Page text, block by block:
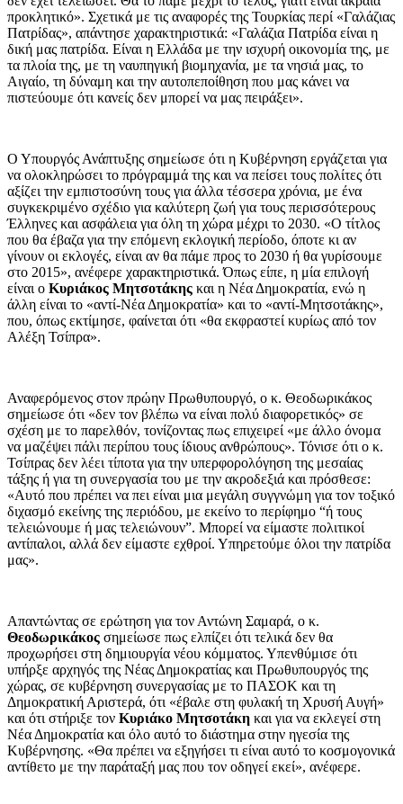
προκλητικό». Σχετικά με τις αναφορές της Τουρκίας περί «Γαλάζιας
Πατρίδας», απάντησε χαρακτηριστικά: «Γαλάζια Πατρίδα είναι η
δική μας πατρίδα. Είναι η Ελλάδα με την ισχυρή οικονομία της, με
τα πλοία της, με τη ναυπηγική βιομηχανία, με τα νησιά μας, το
Αιγαίο, τη δύναμη και την αυτοπεποίθηση που μας κάνει να
πιστεύουμε ότι κανείς δεν μπορεί να μας πειράξει».
Ο Υπουργός Ανάπτυξης σημείωσε ότι η Κυβέρνηση εργάζεται για
να ολοκληρώσει το πρόγραμμά της και να πείσει τους πολίτες ότι
αξίζει την εμπιστοσύνη τους για άλλα τέσσερα χρόνια, με ένα
συγκεκριμένο σχέδιο για καλύτερη ζωή για τους περισσότερους
Έλληνες και ασφάλεια για όλη τη χώρα μέχρι το 2030. «Ο τίτλος
που θα έβαζα για την επόμενη εκλογική περίοδο, όποτε κι αν
γίνουν οι εκλογές, είναι αν θα πάμε προς το 2030 ή θα γυρίσουμε
στο 2015», ανέφερε χαρακτηριστικά. Όπως είπε, η μία επιλογή
είναι ο Κυριάκος Μητσοτάκης και η Νέα Δημοκρατία, ενώ η
άλλη είναι το «αντί-Νέα Δημοκρατία» και το «αντί-Μητσοτάκης»,
που, όπως εκτίμησε, φαίνεται ότι «θα εκφραστεί κυρίως από τον
Αλέξη Τσίπρα».
Αναφερόμενος στον πρώην Πρωθυπουργό, ο κ. Θεοδωρικάκος
σημείωσε ότι «δεν τον βλέπω να είναι πολύ διαφορετικός» σε
σχέση με το παρελθόν, τονίζοντας πως επιχειρεί «με άλλο όνομα
να μαζέψει πάλι περίπου τους ίδιους ανθρώπους». Τόνισε ότι ο κ.
Τσίπρας δεν λέει τίποτα για την υπερφορολόγηση της μεσαίας
τάξης ή για τη συνεργασία του με την ακροδεξιά και πρόσθεσε:
«Αυτό που πρέπει να πει είναι μια μεγάλη συγγνώμη για τον τοξικό
διχασμό εκείνης της περιόδου, με εκείνο το περίφημο “ή τους
τελειώνουμε ή μας τελειώνουν”. Μπορεί να είμαστε πολιτικοί
αντίπαλοι, αλλά δεν είμαστε εχθροί. Υπηρετούμε όλοι την πατρίδα
μας».
Απαντώντας σε ερώτηση για τον Αντώνη Σαμαρά, ο κ.
Θεοδωρικάκος σημείωσε πως ελπίζει ότι τελικά δεν θα
προχωρήσει στη δημιουργία νέου κόμματος. Υπενθύμισε ότι
υπήρξε αρχηγός της Νέας Δημοκρατίας και Πρωθυπουργός της
χώρας, σε κυβέρνηση συνεργασίας με το ΠΑΣΟΚ και τη
Δημοκρατική Αριστερά, ότι «έβαλε στη φυλακή τη Χρυσή Αυγή»
και ότι στήριξε τον Κυριάκο Μητσοτάκη και για να εκλεγεί στη
Νέα Δημοκρατία και όλο αυτό το διάστημα στην ηγεσία της
Κυβέρνησης. «Θα πρέπει να εξηγήσει τι είναι αυτό το κοσμογονικά
αντίθετο με την παράταξή μας που τον οδηγεί εκεί», ανέφερε.